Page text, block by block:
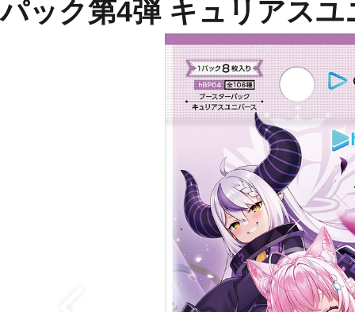
パック第4弾 キュリアスユ